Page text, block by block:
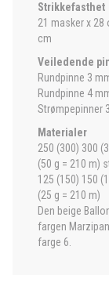
Strikkefasthet
21 masker x 28
cm
Veiledende
Rundpinne 3
Rundpinne 4
Strømpepinner
Materialer
250 (300) 300
(50 g = 210 m)
125 (150) 150
(25 g = 210 m)
Den beige
fargen
farge 6.